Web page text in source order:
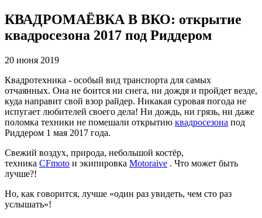
КВАДРОМАЁВКА В ВКО: открытие
квадросезона 2017 под Риддером
20 июня 2019
Квадротехника - особый вид транспорта для самых
отчаянных. Она не боится ни снега, ни дождя и пройдет везде,
куда направит свой взор райдер. Никакая суровая погода не
испугает любителей своего дела! Ни дождь, ни грязь, ни даже
поломка техники не помешали открытию квадросезона под
Риддером 1 мая 2017 года.
Свежий воздух, природа, небольшой костёр,
техника CFmoto и экипировка Motoraive . Что может быть
лучше?!
Но, как говорится, лучше «один раз увидеть, чем сто раз
услышать»!